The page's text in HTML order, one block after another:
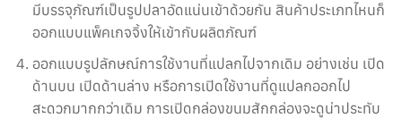
มีบรรจุภัณฑ์เป็นรูปปลาอัดแน่นเข้าด้วยกัน สินค้าประเภทไหนก็
ออกแบบแพ็คเกจจิ้งให้เข้ากับผลิตภัณฑ์
ออกแบบรูปลักษณ์การใช้งานที่แปลกไปจากเดิม อย่างเช่น เปิด
ด้านบน เปิดด้านล่าง หรือการเปิดใช้งานที่ดูแปลกออกไป
สะดวกมากกว่าเดิม การเปิดกล่องขนมสักกล่องจะดูน่าประทับ